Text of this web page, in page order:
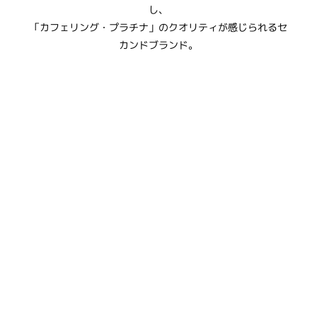
し、
「カフェリング・プラチナ」のクオリティが感じられるセ
カンドブランド。